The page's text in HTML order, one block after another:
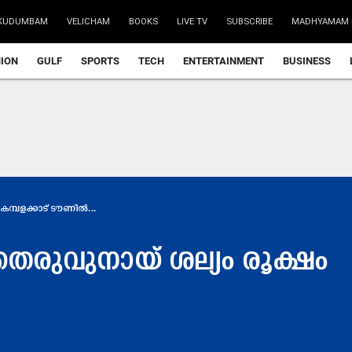
VELICHAM BOOKS LIVE TV SUBSCRIBE MADHYAMAM
GULF SPORTS TECH ENTERTAINMENT BUSINESS
കമ്പളക്കാട് ടൗണിൽ...
ശല്യം രൂക്ഷം